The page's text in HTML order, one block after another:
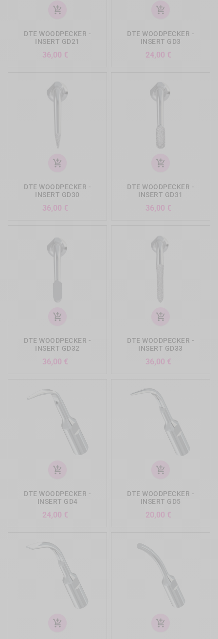
add_shopping_cart
DTE WOODPECKER -
INSERT GD21
36,00 €
add_shopping_cart
DTE WOODPECKER -
INSERT GD3
24,00 €
add_shopping_cart
DTE WOODPECKER -
INSERT GD30
36,00 €
add_shopping_cart
DTE WOODPECKER -
INSERT GD31
36,00 €
add_shopping_cart
DTE WOODPECKER -
INSERT GD32
36,00 €
add_shopping_cart
DTE WOODPECKER -
INSERT GD33
36,00 €
add_shopping_cart
DTE WOODPECKER -
INSERT GD4
24,00 €
add_shopping_cart
DTE WOODPECKER -
INSERT GD5
20,00 €
add_shopping_cart add_shopping_cart